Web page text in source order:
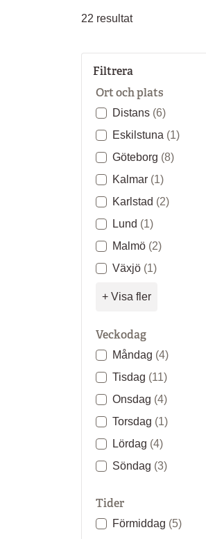
22 resultat
Filtrera
Ort och plats
Distans (6)
Eskilstuna (1)
Göteborg (8)
Kalmar (1)
Karlstad (2)
Lund (1)
Malmö (2)
Växjö (1)
+ Visa fler
Veckodag
Måndag (4)
Tisdag (11)
Onsdag (4)
Torsdag (1)
Lördag (4)
Söndag (3)
Tider
Förmiddag (5)